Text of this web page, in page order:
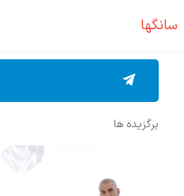
سانگها
برگزیده ها